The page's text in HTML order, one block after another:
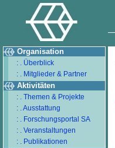
Organisation
: . Überblick
: . Mitglieder & Partner
Aktivitäten
: . Themen & Projekte
: . Ausstattung
: . Forschungsportal SA
: . Veranstaltungen
: . Publikationen